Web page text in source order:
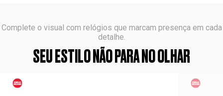
Complete o visual com relógios que marcam presença em cada
detalhe.
SEU ESTILO NÃO PARA NO OLHAR